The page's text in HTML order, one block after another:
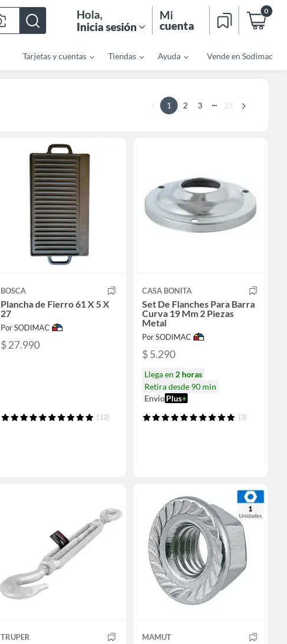
Hola,
Inicia sesión
Mi
cuenta
0
Tarjetas y cuentas Tiendas Ayuda Vende en Sodimac
1 2 3 ... 21
BOSCA
Plancha de Fierro 61 X 5 X
27
Por SODIMAC
$ 27.990
(12)
CASA BONITA
Set De Flanches Para Barra
Curva 19 Mm 2 Piezas
Metal
Por SODIMAC
$ 5.290
Llega en 2 horas
Retira desde 90 min
EnvíoPlus+
(3)
TRUPER MAMUT